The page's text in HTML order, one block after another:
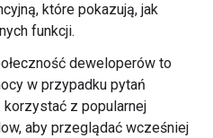
które pokazują, jak
funkcji.
deweloperów to
w przypadku pytań
z popularnej
aby przeglądać wcześniej